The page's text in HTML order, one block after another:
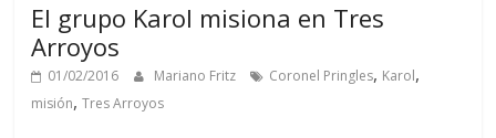
El grupo Karol misiona en Tres
Arroyos
01/02/2016 Mariano Fritz Coronel Pringles, Karol,
misión,Tres Arroyos